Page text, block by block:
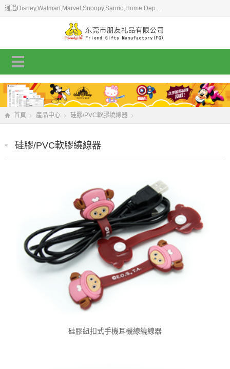
通過Disney,Walmart,Marvel,Snoopy,Sanrio,Home Depot,LOWE'S,CVS等驗廠授權...
首頁 產品中心 硅膠/PVC軟膠繞線器
硅膠/PVC軟膠繞線器
硅膠紐扣式手機耳機線繞線器